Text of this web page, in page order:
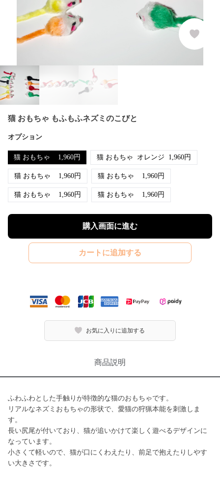
猫 おもちゃ もふもふネズミのこびと
オプション
猫 おもちゃ 1,960円 猫 おもちゃ オレンジ 1,960円
猫 おもちゃ 1,960円 猫 おもちゃ 1,960円
猫 おもちゃ 1,960円 猫 おもちゃ 1,960円
購入画面に進む
カートに追加する
お気に入りに追加する
商品説明
ふわふわとした手触りが特徴的な猫のおもちゃです。
リアルなネズミおもちゃの形状で、愛猫の狩猟本能を刺激しま
す。
長い尻尾が付いており、猫が追いかけて楽しく遊べるデザインに
なっています。
小さくて軽いので、猫が口にくわえたり、前足で抱えたりしやす
い大きさです。